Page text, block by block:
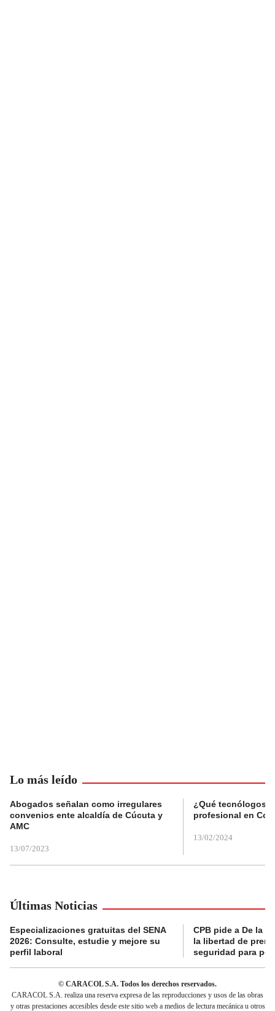
Lo más leído
Abogados señalan como irregulares
convenios ente alcaldía de Cúcuta y
AMC
13/07/2023
¿Qué tecnólogos
profesional en
13/02/2024
Últimas Noticias
Especializaciones gratuitas del SENA
2026: Consulte, estudie y mejore su
perfil laboral
CPB pide a De la
la libertad de
seguridad para
© CARACOL S.A. Todos los derechos reservados.
CARACOL S.A. realiza una reserva expresa de las reproducciones y usos de las obras
y otras prestaciones accesibles desde este sitio web a medios de lectura mecánica u otros